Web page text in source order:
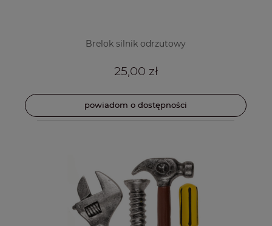
Brelok silnik odrzutowy
25,00 zł
powiadom o dostępności